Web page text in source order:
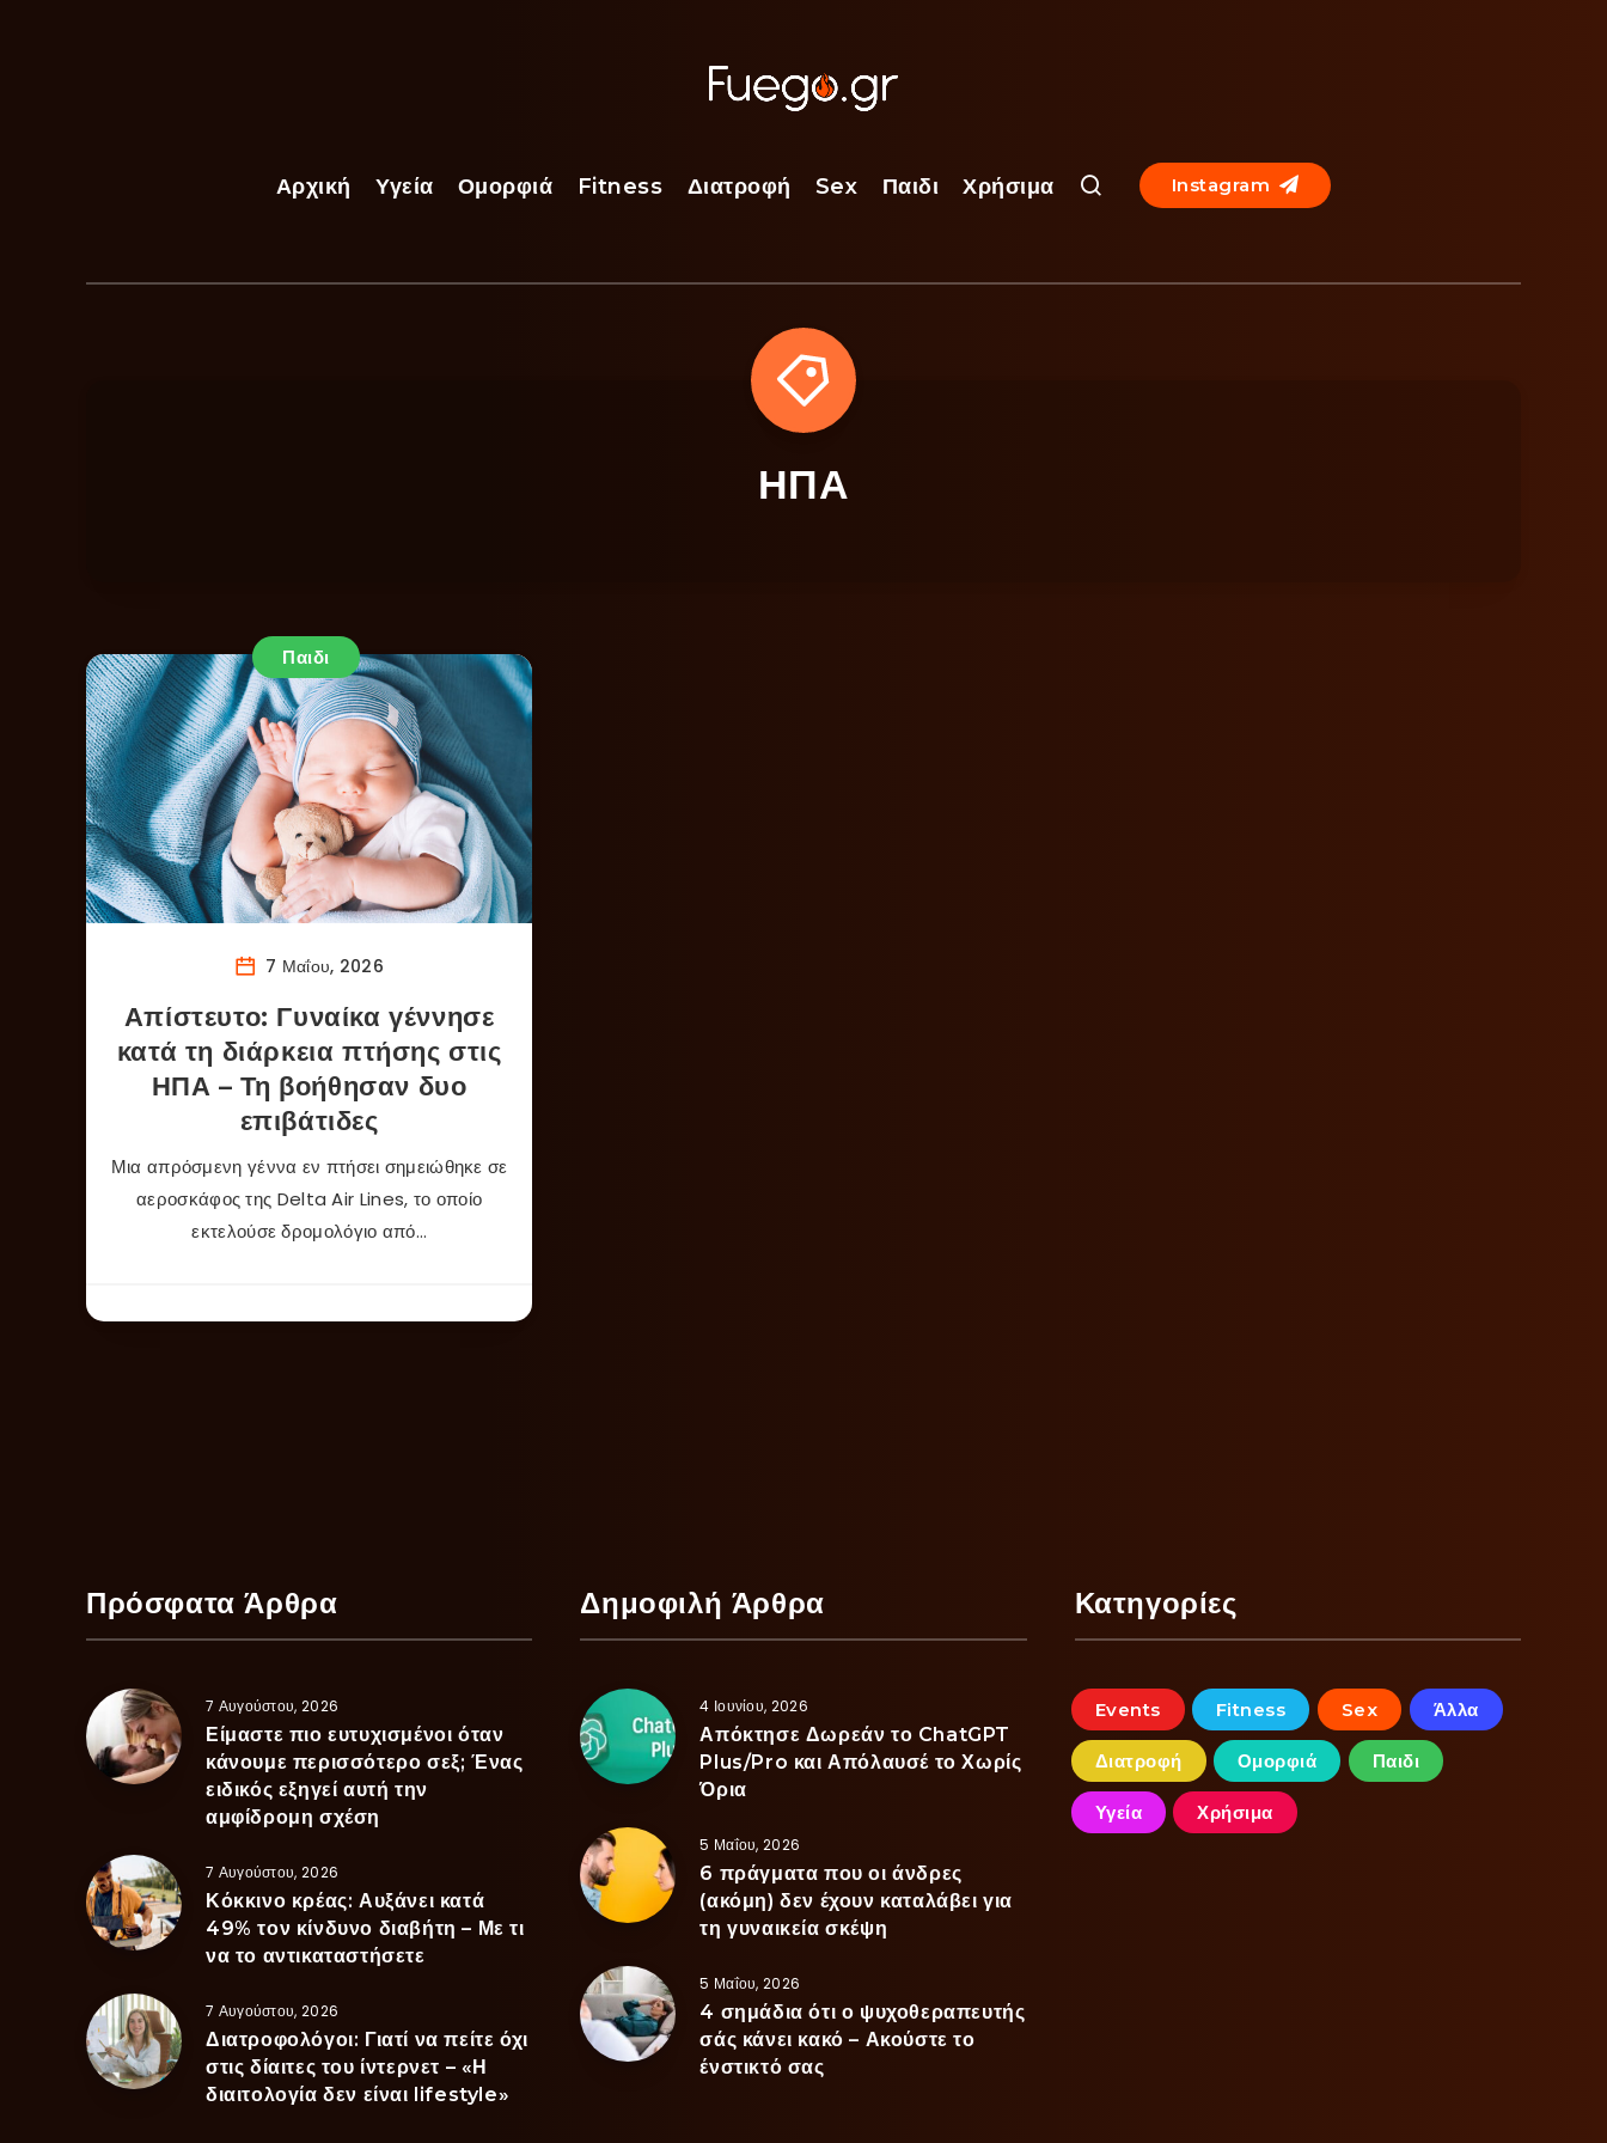
Αρχική Υγεία Ομορφιά Fitness Διατροφή Sex Παιδι Χρήσιμα Instagram
ΗΠΑ
Παιδι
7 Μαΐου, 2026
Απίστευτο: Γυναίκα γέννησε
κατά τη διάρκεια πτήσης στις
ΗΠΑ – Τη βοήθησαν δυο
επιβάτιδες
Μια απρόσμενη γέννα εν πτήσει σημειώθηκε σε
αεροσκάφος της Delta Air Lines, το οποίο
εκτελούσε δρομολόγιο από…
Πρόσφατα Άρθρα
7 Αυγούστου, 2026
Είμαστε πιο ευτυχισμένοι όταν
κάνουμε περισσότερο σεξ; Ένας
ειδικός εξηγεί αυτή την
αμφίδρομη σχέση
7 Αυγούστου, 2026
Κόκκινο κρέας: Αυξάνει κατά
49% τον κίνδυνο διαβήτη – Με τι
να το αντικαταστήσετε
7 Αυγούστου, 2026
Διατροφολόγοι: Γιατί να πείτε όχι
στις δίαιτες του ίντερνετ – «Η
διαιτολογία δεν είναι lifestyle»
Δημοφιλή Άρθρα
4 Ιουνίου, 2026
Απόκτησε Δωρεάν το ChatGPT
Plus/Pro και Απόλαυσέ το Χωρίς
Όρια
5 Μαΐου, 2026
6 πράγματα που οι άνδρες
(ακόμη) δεν έχουν καταλάβει για
τη γυναικεία σκέψη
5 Μαΐου, 2026
4 σημάδια ότι ο ψυχοθεραπευτής
σάς κάνει κακό – Ακούστε το
ένστικτό σας
Κατηγορίες
Events Fitness Sex Άλλα
Διατροφή Ομορφιά Παιδι
Υγεία Χρήσιμα